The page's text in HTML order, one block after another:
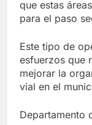
que estas
para el paso
Este tipo de
esfuerzos que
mejorar la
vial en el
Departamento